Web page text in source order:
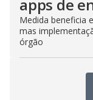
apps de
Medida beneficia
mas
órgão